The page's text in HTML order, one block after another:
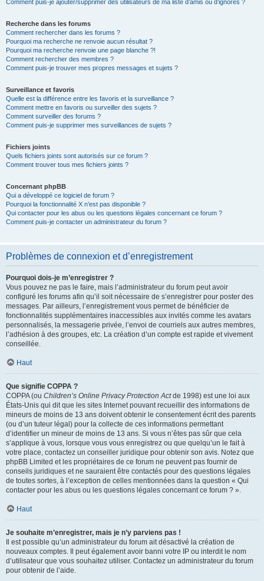
Comment puis-je ajouter/supprimer des utilisateurs de ma liste d’amis ou d’ignorés ?
Recherche dans les forums
Comment rechercher dans les forums ?
Pourquoi ma recherche ne renvoie aucun résultat ?
Pourquoi ma recherche renvoie une page blanche ?!
Comment rechercher des membres ?
Comment puis-je trouver mes propres messages et sujets ?
Surveillance et favoris
Quelle est la différence entre les favoris et la surveillance ?
Comment mettre en favoris ou surveiller des sujets ?
Comment surveiller des forums ?
Comment puis-je supprimer mes surveillances de sujets ?
Fichiers joints
Quels fichiers joints sont autorisés sur ce forum ?
Comment trouver tous mes fichiers joints ?
Concernant phpBB
Qui a développé ce logiciel de forum ?
Pourquoi la fonctionnalité X n’est pas disponible ?
Qui contacter pour les abus ou les questions légales concernant ce forum ?
Comment puis-je contacter un administrateur du forum ?
Problèmes de connexion et d’enregistrement
Pourquoi dois-je m’enregistrer ?
Vous pouvez ne pas le faire, mais l’administrateur du forum peut avoir
configuré les forums afin qu’il soit nécessaire de s’enregistrer pour poster des
messages. Par ailleurs, l’enregistrement vous permet de bénéficier de
fonctionnalités supplémentaires inaccessibles aux invités comme les avatars
personnalisés, la messagerie privée, l’envoi de courriels aux autres membres,
l’adhésion à des groupes, etc. La création d’un compte est rapide et vivement
conseillée.
Haut
Que signifie COPPA ?
COPPA (ou Children’s Online Privacy Protection Actde 1998) est une loi aux
États-Unis qui dit que les sites Internet pouvant recueillir des informations de
mineurs de moins de 13 ans doivent obtenir le consentement écrit des parents
(ou d’un tuteur légal) pour la collecte de ces informations permettant
d’identifier un mineur de moins de 13 ans. Si vous n’êtes pas sûr que cela
s’applique à vous, lorsque vous vous enregistrez ou que quelqu’un le fait à
votre place, contactez un conseiller juridique pour obtenir son avis. Notez que
phpBB Limited et les propriétaires de ce forum ne peuvent pas fournir de
conseils juridiques et ne sauraient être contactés pour des questions légales
de toutes sortes, à l’exception de celles mentionnées dans la question « Qui
contacter pour les abus ou les questions légales concernant ce forum ? ».
Haut
Je souhaite m’enregistrer, mais je n’y parviens pas !
Il est possible qu’un administrateur du forum ait désactivé la création de
nouveaux comptes. Il peut également avoir banni votre IP ou interdit le nom
d’utilisateur que vous souhaitez utiliser. Contactez un administrateur du forum
pour obtenir de l’aide.